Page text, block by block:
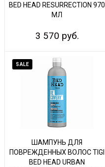
BED HEAD RESURRECTION 970
МЛ
3 570 руб.
SALE
ШАМПУНЬ ДЛЯ
ПОВРЕЖДЕННЫХ ВОЛОС TIGI
BED HEAD URBAN